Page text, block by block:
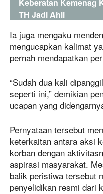
Keberatan Kemenag
TH Jadi Ahli
Ia juga mengaku
mengucapkan kalimat
pernah mendapatkan
“Sudah dua kali
seperti ini,” demikian
ucapan yang
Pernyataan tersebut
keterkaitan antara aksi
korban dengan
aspirasi masyarakat.
balik peristiwa tersebut
penyelidikan resmi dari